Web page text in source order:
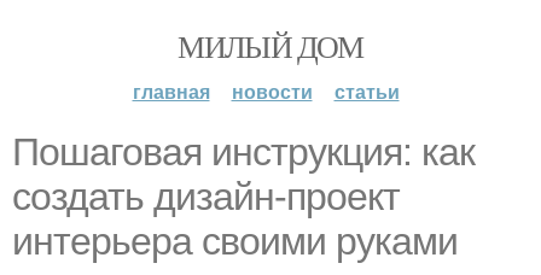
МИЛЫЙ ДОМ
главная новости статьи
Пошаговая инструкция: как
создать дизайн-проект
интерьера своими руками